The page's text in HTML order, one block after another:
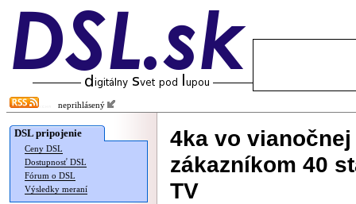
neprihlásený
DSL pripojenie
Ceny DSL
Dostupnosť DSL
Fórum o DSL
Výsledky meraní
4ka vo
zákazníkom 40
TV